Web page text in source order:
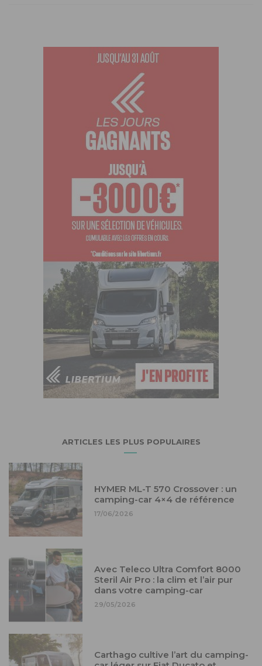
ARTICLES LES PLUS POPULAIRES
HYMER ML-T 570 Crossover : un
camping-car 4×4 de référence
17/06/2026
Avec Teleco Ultra Comfort 8000
Steril Air Pro : la clim et l’air pur
dans votre camping-car
29/05/2026
Carthago cultive l’art du camping-